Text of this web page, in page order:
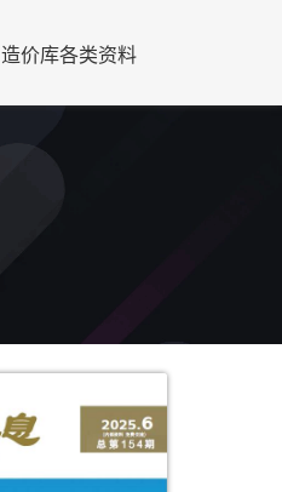
造价库各类资料